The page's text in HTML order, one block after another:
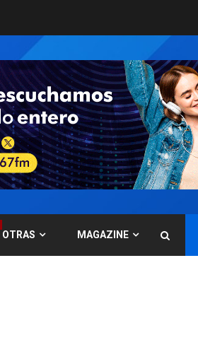
OTRAS MAGAZINE
1
Instalan
TITULARES
De la
asumirá
fuera de
POLÍTICA